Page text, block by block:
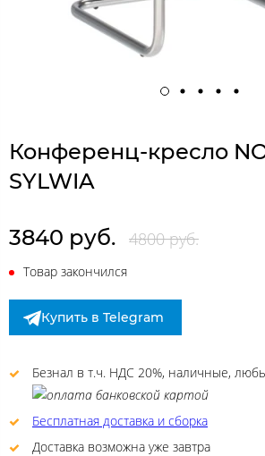
Конференц-кресло
SYLWIA
3840 руб. 4800 руб.
Товар закончился
Купить в Telegram
Безнал в т.ч. НДС 20%, наличные,
Бесплатная доставка и сборка
Доставка возможна уже завтра